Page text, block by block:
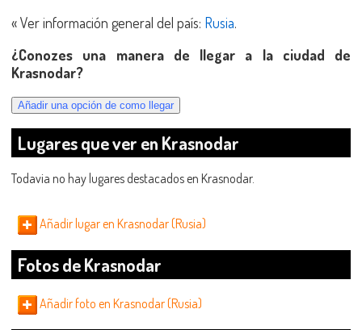
« Ver información general del país: Rusia.
¿Conozes una manera de llegar a la ciudad de
Krasnodar?
Lugares que ver en Krasnodar
Todavia no hay lugares destacados en Krasnodar.
Añadir lugar en Krasnodar (Rusia)
Fotos de Krasnodar
Añadir foto en Krasnodar (Rusia)